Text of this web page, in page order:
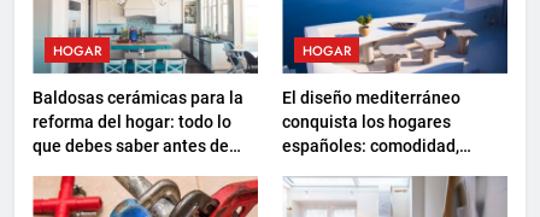
HOGAR
Baldosas cerámicas para la
reforma del hogar: todo lo
que debes saber antes de
HOGAR
El diseño mediterráneo
conquista los hogares
españoles: comodidad,
formas de descanso